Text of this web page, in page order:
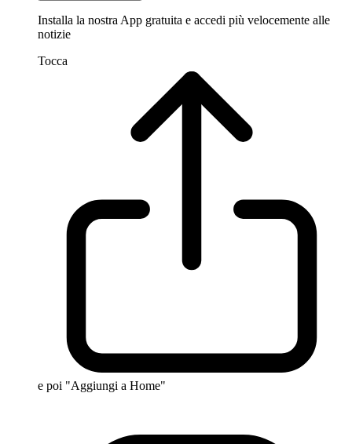
Installa la nostra App gratuita e accedi più velocemente alle
notizie
Tocca
e poi "Aggiungi a Home"